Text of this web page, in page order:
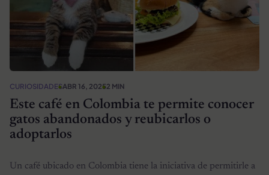
CURIOSIDADESABR 16, 20252 MIN
Este café en Colombia te permite conocer
gatos abandonados y reubicarlos o
adoptarlos
Un café ubicado en Colombia tiene la iniciativa de permitirle a